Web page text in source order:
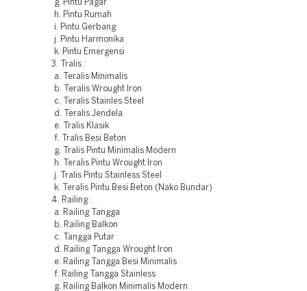
g. Pintu Pagar
h. Pintu Rumah
i. Pintu Gerbang
j. Pintu Harmonika
k. Pintu Emergensi
3. Tralis :
a. Teralis Minimalis
b. Teralis Wrought Iron
c. Teralis Stainles Steel
d. Teralis Jendela
e. Tralis Klasik
f. Tralis Besi Beton
g. Tralis Pintu Minimalis Modern
h. Teralis Pintu Wrought Iron
j. Tralis Pintu Stainless Steel
k. Teralis Pintu Besi Beton (Nako Bundar)
4. Railing :
a. Railing Tangga
b. Railing Balkon
c. Tangga Putar
d. Railing Tangga Wrought Iron
e. Railing Tangga Besi Minimalis
f. Railing Tangga Stainless
g. Railing Balkon Minimalis Modern